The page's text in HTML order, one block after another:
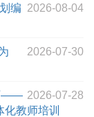
2026-08-04
编
2026-07-30
2026-07-28
——
教师培训